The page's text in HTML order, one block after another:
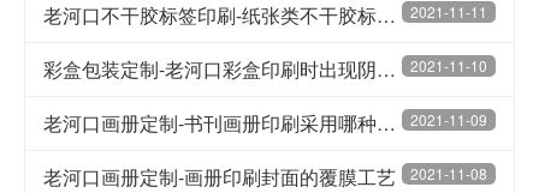
2021-11-11
老河口不干胶标签印刷-纸张类不干胶标签加工方法
2021-11-10
彩盒包装定制-老河口彩盒印刷时出现阴影的解决办法
2021-11-09
老河口画册定制-书刊画册印刷采用哪种工艺更好
2021-11-08
老河口画册定制-画册印刷封面的覆膜工艺